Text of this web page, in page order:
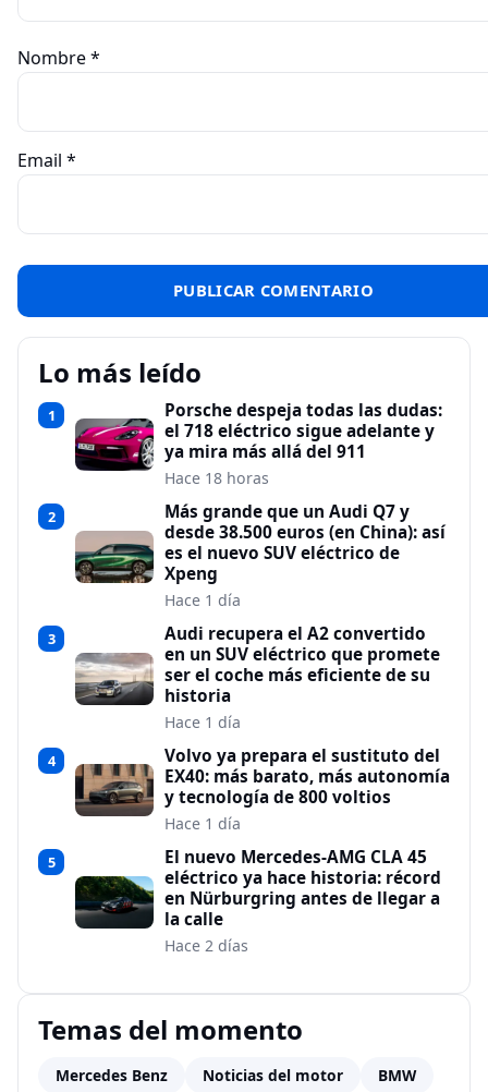
Nombre*
Email *
Lo más leído
1
Porsche despeja todas las dudas:
el 718 eléctrico sigue adelante y
ya mira más allá del 911
Hace 18 horas
2
Más grande que un Audi Q7 y
desde 38.500 euros (en China): así
es el nuevo SUV eléctrico de
Xpeng
Hace 1 día
3
Audi recupera el A2 convertido
en un SUV eléctrico que promete
ser el coche más eficiente de su
historia
Hace 1 día
4
Volvo ya prepara el sustituto del
EX40: más barato, más autonomía
y tecnología de 800 voltios
Hace 1 día
5
El nuevo Mercedes-AMG CLA 45
eléctrico ya hace historia: récord
en Nürburgring antes de llegar a
la calle
Hace 2 días
Temas del momento
Mercedes Benz Noticias del motor BMW